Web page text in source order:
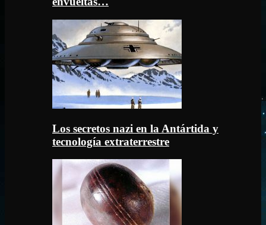
Los secretos nazi en la Antártida y
tecnología extraterrestre